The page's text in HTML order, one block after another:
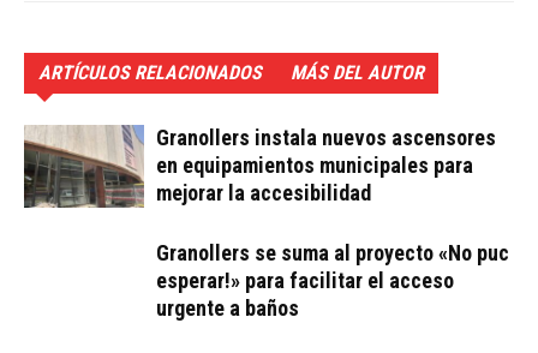
ARTÍCULOS RELACIONADOS MÁS DEL AUTOR
Granollers instala nuevos ascensores
en equipamientos municipales para
mejorar la accesibilidad
Granollers se suma al proyecto «No puc
esperar!» para facilitar el acceso
urgente a baños